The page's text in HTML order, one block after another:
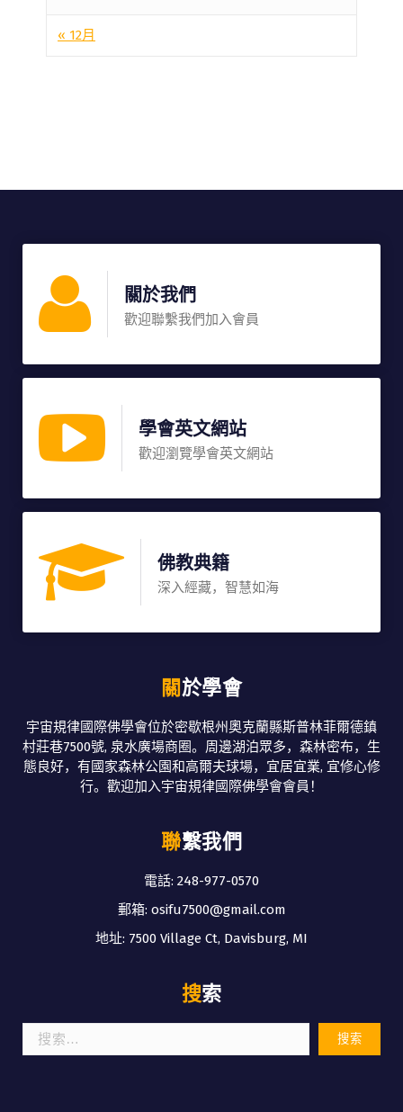
« 12月
關於我們
歡迎聯繫我們加入會員
學會英文網站
歡迎瀏覽學會英文網站
佛教典籍
深入經藏，智慧如海
關於學會
宇宙規律國際佛學會位於密歇根州奧克蘭縣斯普林菲爾德鎮
村莊巷7500號, 泉水廣場商圈。周邊湖泊眾多，森林密布，生
態良好，有國家森林公園和高爾夫球場，宜居宜業, 宜修心修
行。歡迎加入宇宙規律國際佛學會會員！
聯繫我們
電話: 248-977-0570
郵箱: osifu7500@gmail.com
地址: 7500 Village Ct, Davisburg, MI
搜索
索：